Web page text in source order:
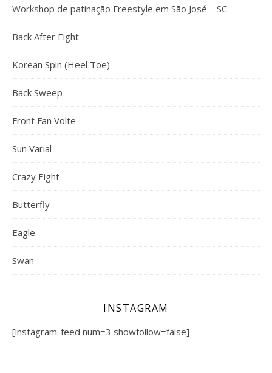
Workshop de patinação Freestyle em São José – SC
Back After Eight
Korean Spin (Heel Toe)
Back Sweep
Front Fan Volte
Sun Varial
Crazy Eight
Butterfly
Eagle
Swan
INSTAGRAM
[instagram-feed num=3 showfollow=false]